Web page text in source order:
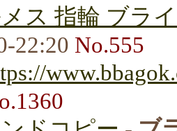
ス 指輪 ブラ
22:20 No.555